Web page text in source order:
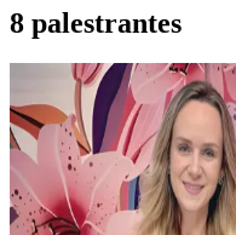
8 palestrantes